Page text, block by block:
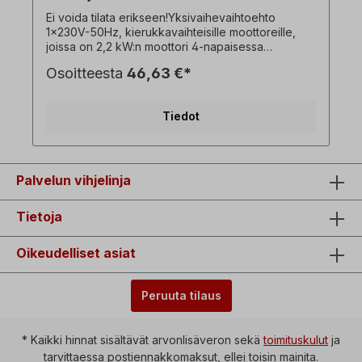
Ei voida tilata erikseen!Yksivaihevaihtoehto
1x230V-50Hz, kierukkavaihteisille moottoreille,
joissa on 2,2 kW:n moottori 4-napaisessa
Käytä taajuusmuuttajaa aina vain kuormitettuna,
lisähinnasta ja vain yhdessä siihen liittyvän
yhdistää jarrumoottorivaihtoehtoon ! Kaikki
tuotekuvat ovat ei-sitovia esimerkkejä! Tekniset
muutokset ovat mahdollisia. Valinnainen:
Päälle/pois-kytkin, jossa on kääntöpainike
vapautus, Kaulapistoke=1 x 230 V,
kytkentäkapasiteetti=16 A, ympäristön
lämpötila=-5°C - +40°C, Moottorin ja
Osoitteesta 46,63 €*
Tiedot
Palvelun vihjelinja
Tietoja
Oikeudelliset asiat
Peruuta tilaus
* Kaikki hinnat sisältävät arvonlisäveron sekätoimituskulut ja
tarvittaessa postiennakkomaksut, ellei toisin mainita.